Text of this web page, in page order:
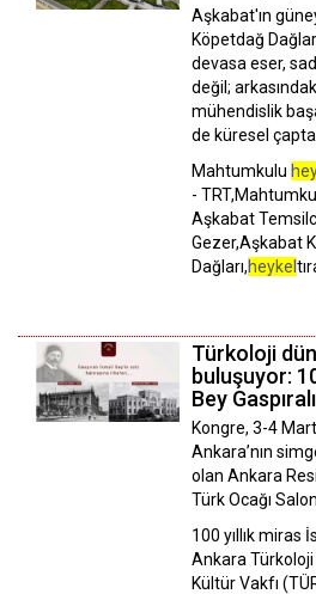
Aşkabat'ın
Köpetdağ
devasa eser,
değil;
mühendislik
de küresel
Mahtumkulu
-
Aşkabat
Gezer,Aşkabat
Dağları,heykel
Türkoloji
buluşuyor:
Bey
Kongre, 3-4
Ankara’nın
olan Ankara
Türk Ocağı
100 yıllık miras
Ankara
Kültür Vakfı